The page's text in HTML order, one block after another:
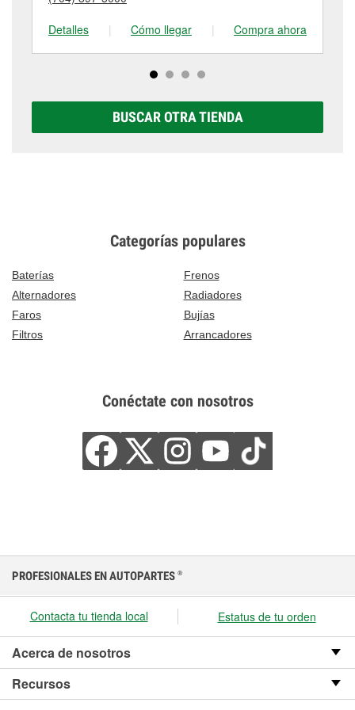
tienda #1858 para obtener más información.
Detalles
| Cómo llegar | Compra ahora
BUSCAR OTRA TIENDA
Categorías populares
Baterías
Frenos
Alternadores
Radiadores
Faros
Bujías
Filtros
Arrancadores
Conéctate con nosotros
PROFESIONALES EN AUTOPARTES ®
Contacta tu tienda local Estatus de tu orden
Acerca de nosotros
Recursos